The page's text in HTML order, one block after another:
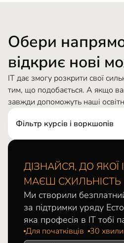
Обери
відкриє нові
ІТ дає змогу розкрити свої
тим, що подобається. А якщо
завжди допоможуть наші
Фільтр курсів і воркшопів
ДІЗНАЙСЯ, ДО ЯКОЇ
МАЄШ СХИЛЬНІСТЬ
Ми створили
за підтримки уряду
яка професія в ІТ тобі
Для початківців 30